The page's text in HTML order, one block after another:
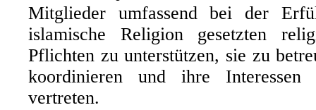
Mitglieder umfassend bei der
islamische Religion gesetzten
Pflichten zu unterstützen, sie zu
koordinieren und ihre
vertreten.